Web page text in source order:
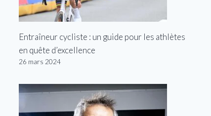
Entraîneur cycliste : un guide pour les athlètes
en quête d’excellence
26 mars 2024